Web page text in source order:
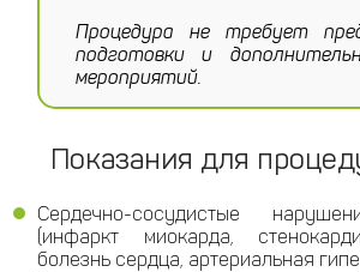
Процедура не требует
подготовки и
мероприятий.
Показания для
Сердечно-сосудистые
(инфаркт миокарда,
болезнь сердца, артериальная